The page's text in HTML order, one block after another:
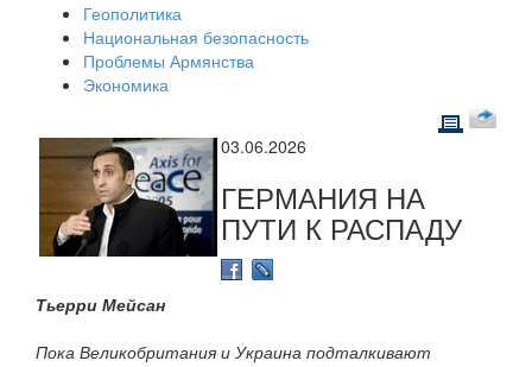
Геополитика
Национальная безопасность
Проблемы Армянства
Экономика
03.06.2026
ГЕРМАНИЯ НА
ПУТИ К РАСПАДУ
Тьерри Мейсан
Пока Великобритания и Украина подталкивают